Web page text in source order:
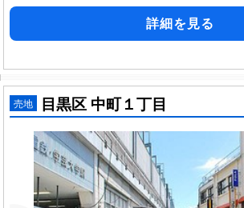
詳細を見る
売地 目黒区 中町１丁目